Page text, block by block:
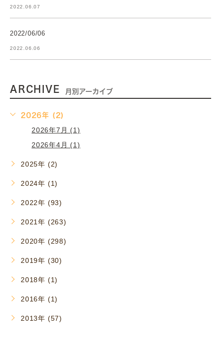
2022.06.07
2022/06/06
2022.06.06
ARCHIVE 月別アーカイブ
2026年 (2)
2026年7月 (1)
2026年4月 (1)
2025年 (2)
2024年 (1)
2022年 (93)
2021年 (263)
2020年 (298)
2019年 (30)
2018年 (1)
2016年 (1)
2013年 (57)